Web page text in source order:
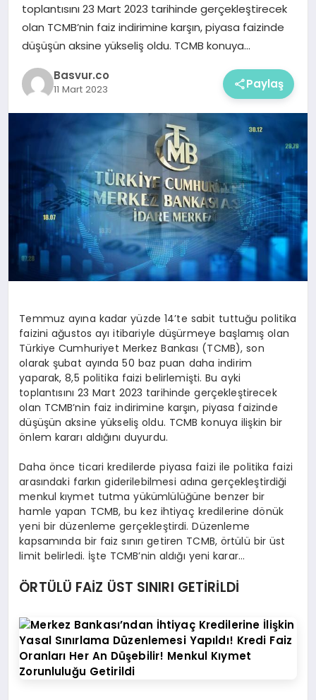
toplantısını 23 Mart 2023 tarihinde gerçekleştirecek
olan TCMB’nin faiz indirimine karşın, piyasa faizinde
düşüşün aksine yükseliş oldu. TCMB konuya…
Basvur.co
11 Mart 2023 Paylaş
Temmuz ayına kadar yüzde 14’te sabit tuttuğu politika
faizini ağustos ayı itibariyle düşürmeye başlamış olan
Türkiye Cumhuriyet Merkez Bankası (TCMB), son
olarak şubat ayında 50 baz puan daha indirim
yaparak, 8,5 politika faizi belirlemişti. Bu ayki
toplantısını 23 Mart 2023 tarihinde gerçekleştirecek
olan TCMB’nin faiz indirimine karşın, piyasa faizinde
düşüşün aksine yükseliş oldu. TCMB konuya ilişkin bir
önlem kararı aldığını duyurdu.
Daha önce ticari kredilerde piyasa faizi ile politika faizi
arasındaki farkın giderilebilmesi adına gerçekleştirdiği
menkul kıymet tutma yükümlülüğüne benzer bir
hamle yapan TCMB, bu kez ihtiyaç kredilerine dönük
yeni bir düzenleme gerçekleştirdi. Düzenleme
kapsamında bir faiz sınırı getiren TCMB, örtülü bir üst
limit belirledi. İşte TCMB’nin aldığı yeni karar…
ÖRTÜLÜ FAİZ ÜST SINIRI GETİRİLDİ